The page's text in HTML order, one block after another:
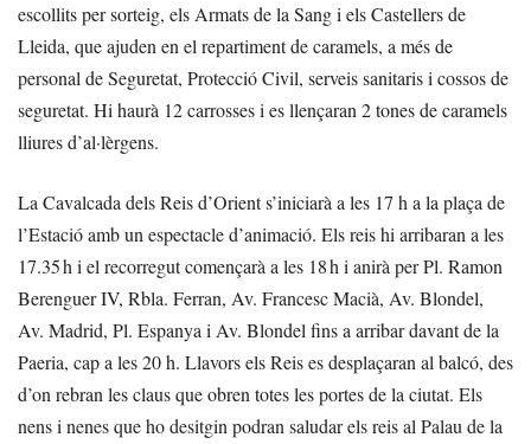
escollits per sorteig, els Armats de la Sang i els Castellers de
Lleida, que ajuden en el repartiment de caramels, a més de
personal de Seguretat, Protecció Civil, serveis sanitaris i cossos de
seguretat. Hi haurà 12 carrosses i es llençaran 2 tones de caramels
lliures d’al·lèrgens.
La Cavalcada dels Reis d’Orient s’iniciarà a les 17 h a la plaça de
l’Estació amb un espectacle d’animació. Els reis hi arribaran a les
17.35 h i el recorregut començarà a les 18 h i anirà per Pl. Ramon
Berenguer IV, Rbla. Ferran, Av. Francesc Macià, Av. Blondel,
Av. Madrid, Pl. Espanya i Av. Blondel fins a arribar davant de la
Paeria, cap a les 20 h. Llavors els Reis es desplaçaran al balcó, des
d’on rebran les claus que obren totes les portes de la ciutat. Els
nens i nenes que ho desitgin podran saludar els reis al Palau de la